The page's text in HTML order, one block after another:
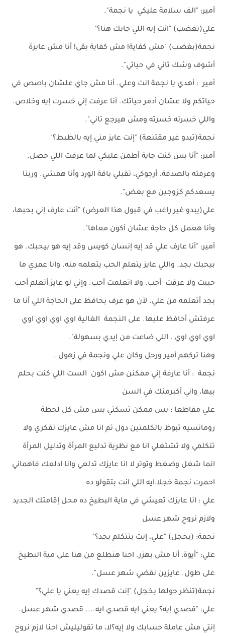
أمير: "الف سلامة عليكي يا نجمة".
علي(بغضب) "انت إيه اللي جابك هنا؟"
نجمة(بغضب) "مش كفاية! مش كفاية بقى! أنا مش عايزة
أشوف وشك تاني في حياتي".
أمير : أهدي يا نجمة انت وعلي. أنا مش جاي علشان باصص في
حياتكم ولا عشان أدمر حياتك. أنا عرفت إني خسرت إيه وخلاص.
واللي خسرته خسرته ومش هيرجع تاني".
نجمة(تبدو غير مقتنعة) "إنت عايز مني إيه بالظبط؟"
أمير: "أنا بس كنت جاية أطمن عليكي لما عرفت اللي حصل.
وعرفته بالصدفة. أرجوكي، تقبلي باقة الورد وأنا همشي. وربنا
يسعدكم كزوجين مع بعض".
علي(يبدو غير راغب في قبول هذا العرض) "أنت عارف إني بحبها،
وأنا هعمل كل حاجة عشان أكون معاها".
أمير: "أنا عارف علي قد إيه إنسان كويس وقد إيه هو بيحبك. هو
بيحبك بجد. واللي عايز يتعلم الحب يتعلمه منه. وانا عمري ما
حبيت ولا عرفت أحب. ولا اتعلمت أحب. وإني لو عايز أتعلم أحب
بجد أتعلمه من علي. لأن هو عرف يحافظ على الحاجة اللي أنا ما
عرفتش أحافظ عليها. على النجمة الغالية اوي اوي اوي اوي
اوي اوي اوي . اللي ضاعت من إيدي بسهولة".
وهنا تركهم أمير ورحل وكان علي ونجمة في زهول .
نجمة : أنا عارفة إني ممكنن مش اكون الست اللي كنت بحلم
بيها، واني أكبرمنك في السن
علي مقاطعا : بس ممكن تسكتي بس مش كل لحظة
رومانسيه تبوظ بالكلمتين دول ثم انا مش عايزك تفكري ولا
تتكلمي ولا تشتغلي انا مع نظرية تدليع المرأة وتدليل المرأة
انما شغل وضغط وتوتر لا انا عايزك تدلعي وانا ادلعك فاهماني
احمرت نجمة خجلا:ايه اللي انت بتقولو ده
علي : انا عايزك تعيشي في ماية البطيخ ده محل إقامتك الجديد
ولازم نروح شهر عسل
نجمة: (بخجل) "علي، إنت بتتكلم بجد؟"
علي: "أيوة، أنا مش بهزر. احنا هنطلع من هنا على مية البطيخ
على طول. عايزين نقضي شهر عسل".
نجمة(تنظر حولها بخجل) "إنت قصدك إيه يعني يا علي؟"
علي: "قصدي إيه؟ يعني ايه قصدي ايه.... قصدي شهر عسل.
إنتي مش عاملة حسابك ولا إيه؟لا، ما تقوليليش احنا لازم نروح